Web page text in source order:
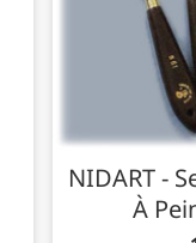
NIDART -
À